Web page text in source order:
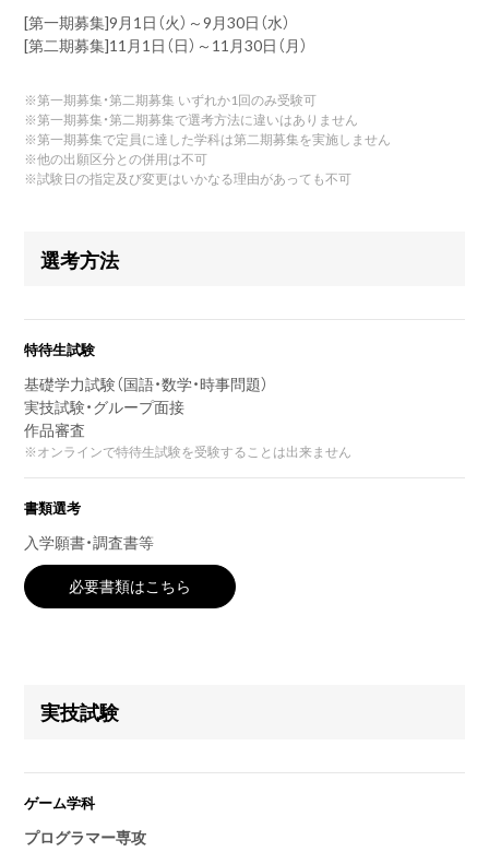
[第一期募集]9月1日（火）～9月30日（水）
[第二期募集]11月1日（日）～11月30日（月）
※第一期募集・第二期募集 いずれか1回のみ受験可
※第一期募集・第二期募集で選考方法に違いはありません
※第一期募集で定員に達した学科は第二期募集を実施しません
※他の出願区分との併用は不可
※試験日の指定及び変更はいかなる理由があっても不可
選考方法
特待生試験
基礎学力試験（国語・数学・時事問題）
実技試験・グループ面接
作品審査
※オンラインで特待生試験を受験することは出来ません
書類選考
入学願書・調査書等
必要書類はこちら
実技試験
ゲーム学科
プログラマー専攻